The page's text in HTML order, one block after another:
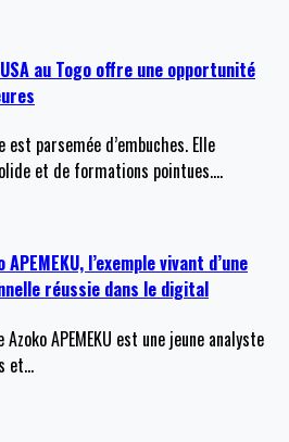
au Togo offre une opportunité
est parsemée d’embuches. Elle
et de formations pointues.…
l’exemple vivant d’une
réussie dans le digital
APEMEKU est une jeune analyste
et…